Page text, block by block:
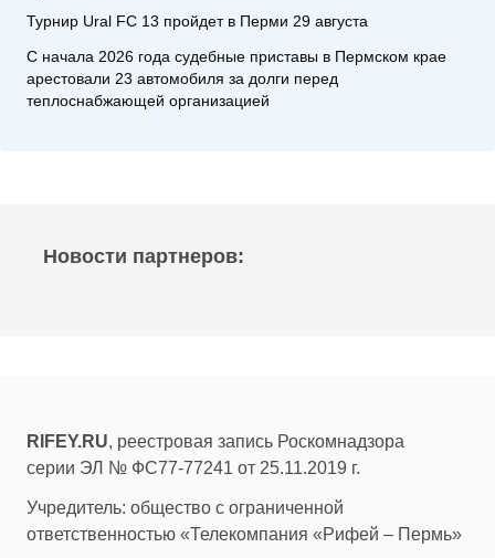
Турнир Ural FC 13 пройдет в Перми 29 августа
С начала 2026 года судебные приставы в Пермском крае
арестовали 23 автомобиля за долги перед
теплоснабжающей организацией
Новости партнеров:
RIFEY.RU, реестровая запись Роскомнадзора
серии ЭЛ № ФС77-77241 от 25.11.2019 г.
Учредитель: общество с ограниченной
ответственностью «Телекомпания «Рифей – Пермь»